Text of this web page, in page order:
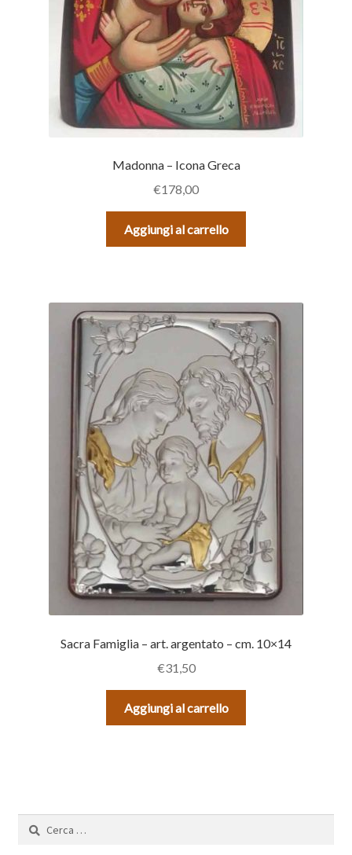
Madonna – Icona Greca
€178,00
Aggiungi al carrello
Sacra Famiglia – art. argentato – cm. 10×14
€31,50
Aggiungi al carrello
per: